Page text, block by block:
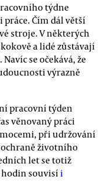
týdne
Čím dál větší
stroje. V některých
a lidé zůstávají
se očekává, že
výrazně
pracovní týden
věnovaný práci
při udržování
životního
let se totiž
hodin souvisíi